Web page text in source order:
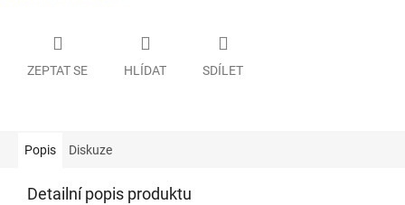
ZEPTAT SE HLÍDAT SDÍLET
Popis Diskuze
Detailní popis produktu